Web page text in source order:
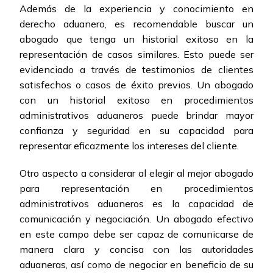
Además de la experiencia y conocimiento en
derecho aduanero, es recomendable buscar un
abogado que tenga un historial exitoso en la
representación de casos similares. Esto puede ser
evidenciado a través de testimonios de clientes
satisfechos o casos de éxito previos. Un abogado
con un historial exitoso en procedimientos
administrativos aduaneros puede brindar mayor
confianza y seguridad en su capacidad para
representar eficazmente los intereses del cliente.
Otro aspecto a considerar al elegir al mejor abogado
para representación en procedimientos
administrativos aduaneros es la capacidad de
comunicación y negociación. Un abogado efectivo
en este campo debe ser capaz de comunicarse de
manera clara y concisa con las autoridades
aduaneras, así como de negociar en beneficio de su